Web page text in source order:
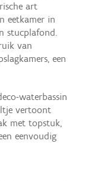
art
eetkamer in
stucplafond.
van
een
waterbassin
vertoont
met topstuk,
eenvoudig